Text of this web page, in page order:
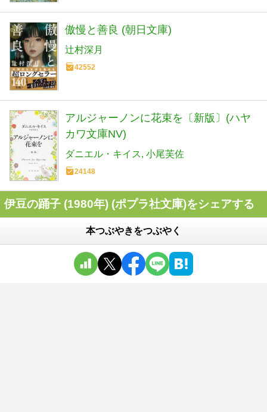
傲慢と善良 (朝日文庫)
辻村深月
42552
アルジャーノンに花束を〔新版〕(ハヤ
カワ文庫NV)
ダニエル・キイス 小尾芙佐
24148
伊豆の踊子 (1980年) (ポプラ社文庫)をシェアする
本つぶやきをつぶやく